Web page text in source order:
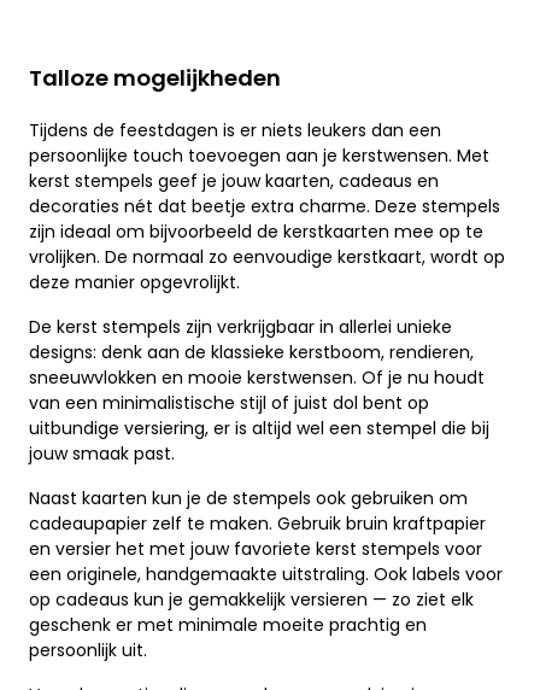
Talloze mogelijkheden
Tijdens de feestdagen is er niets leukers dan een
persoonlijke touch toevoegen aan je kerstwensen. Met
kerst stempels geef je jouw kaarten, cadeaus en
decoraties nét dat beetje extra charme. Deze stempels
zijn ideaal om bijvoorbeeld de kerstkaarten mee op te
vrolijken. De normaal zo eenvoudige kerstkaart, wordt op
deze manier opgevrolijkt.
De kerst stempels zijn verkrijgbaar in allerlei unieke
designs: denk aan de klassieke kerstboom, rendieren,
sneeuwvlokken en mooie kerstwensen. Of je nu houdt
van een minimalistische stijl of juist dol bent op
uitbundige versiering, er is altijd wel een stempel die bij
jouw smaak past.
Naast kaarten kun je de stempels ook gebruiken om
cadeaupapier zelf te maken. Gebruik bruin kraftpapier
en versier het met jouw favoriete kerst stempels voor
een originele, handgemaakte uitstraling. Ook labels voor
op cadeaus kun je gemakkelijk versieren — zo ziet elk
geschenk er met minimale moeite prachtig en
persoonlijk uit.